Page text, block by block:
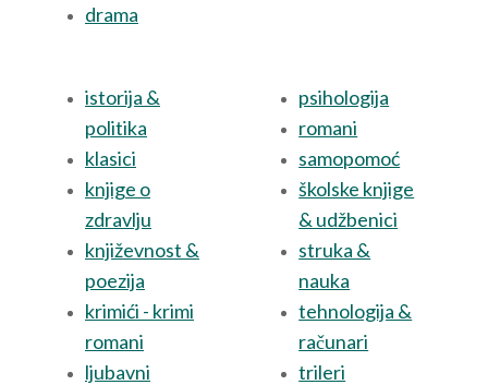
drama
istorija &
politika
klasici
knjige o
zdravlju
književnost &
poezija
krimići - krimi
romani
ljubavni
psihologija
romani
samopomoć
školske knjige
& udžbenici
struka &
nauka
tehnologija &
računari
trileri